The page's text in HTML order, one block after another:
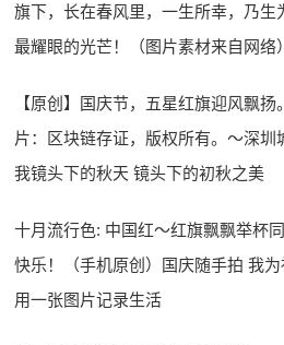
旗下，长在春风里，一生所幸，乃
最耀眼的光芒！（图片素材来自网络）
【原创】国庆节，五星红旗迎风飘
片：区块链存证，版权所有。～深圳
我镜头下的秋天 镜头下的初秋之美
十月流行色: 中国红～红旗飘飘举杯
快乐！（手机原创）国庆随手拍 我
用一张图片记录生活